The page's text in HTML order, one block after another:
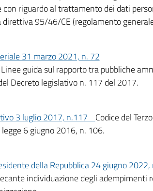
con riguardo al trattamento dei dati
direttiva 95/46/CE (regolamento
31 marzo 2021, n. 72
guida sul rapporto tra pubbliche
Decreto legislativo n. 117 del 2017.
3 luglio 2017, n.117 Codice del
6 giugno 2016, n. 106.
della Repubblica 24 giugno 2022,
individuazione degli